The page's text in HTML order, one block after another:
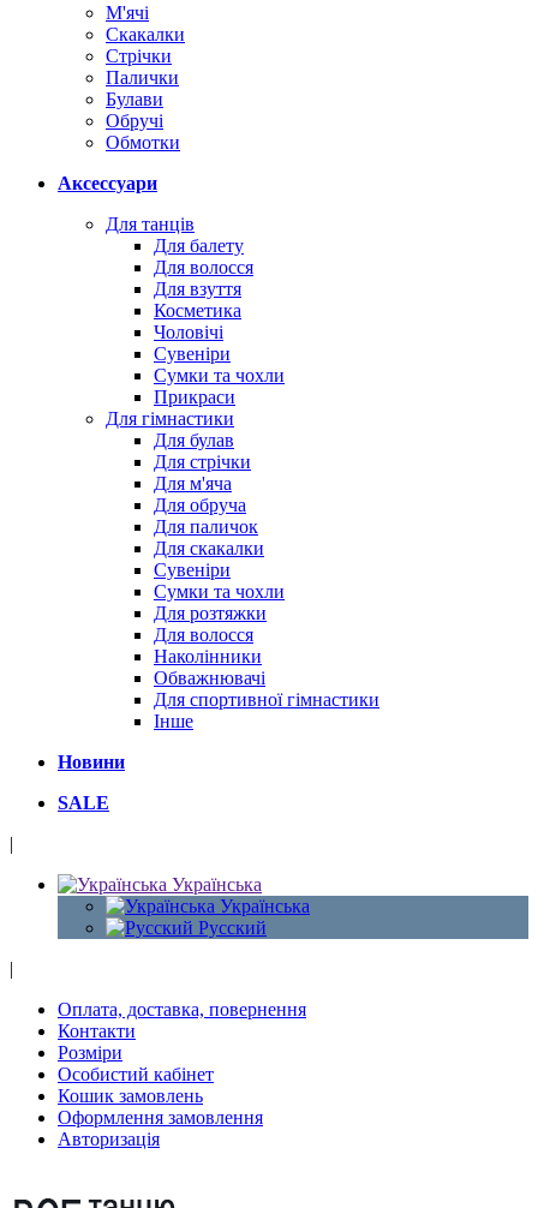
М'ячі
Скакалки
Стрічки
Палички
Булави
Обручі
Обмотки
Аксессуари
Для танців
Для балету
Для волосся
Для взуття
Косметика
Чоловічі
Сувеніри
Сумки та чохли
Прикраси
Для гімнастики
Для булав
Для стрічки
Для м'яча
Для обруча
Для паличок
Для скакалки
Сувеніри
Сумки та чохли
Для розтяжки
Для волосся
Наколінники
Обважнювачі
Для спортивної гімнастики
Інше
Новини
SALE
|
Українська
Українська
Русский
|
Оплата, доставка, повернення
Контакти
Розміри
Особистий кабінет
Кошик замовлень
Оформлення замовлення
Авторизація